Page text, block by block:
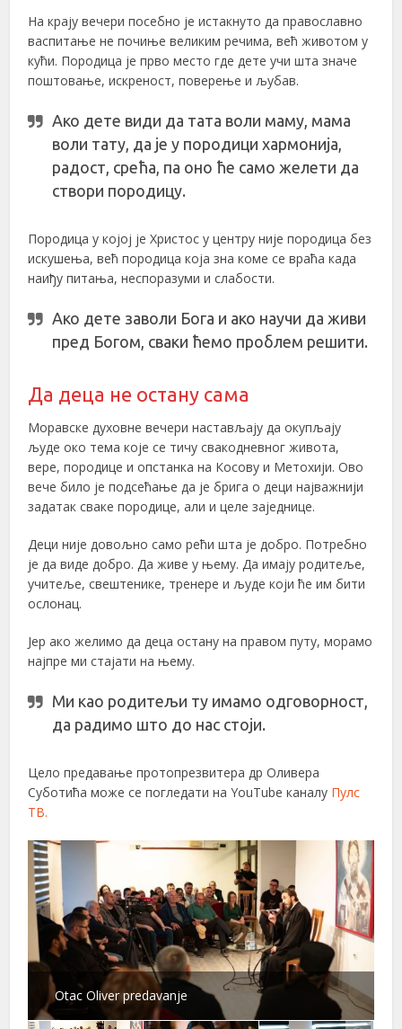
На крају вечери посебно је истакнуто да православно
васпитање не почиње великим речима, већ животом у
кући. Породица је прво место где дете учи шта значе
поштовање, искреност, поверење и љубав.
Ако дете види да тата воли маму, мама
воли тату, да је у породици хармонија,
радост, срећа, па оно ће само желети да
створи породицу.
Породица у којој је Христос у центру није породица без
искушења, већ породица која зна коме се враћа када
наиђу питања, неспоразуми и слабости.
Ако дете заволи Бога и ако научи да живи
пред Богом, сваки ћемо проблем решити.
Да деца не остану сама
Моравске духовне вечери настављају да окупљају
људе око тема које се тичу свакодневног живота,
вере, породице и опстанка на Косову и Метохији. Ово
вече било је подсећање да је брига о деци најважнији
задатак сваке породице, али и целе заједнице.
Деци није довољно само рећи шта је добро. Потребно
је да виде добро. Да живе у њему. Да имају родитеље,
учитеље, свештенике, тренере и људе који ће им бити
ослонац.
Јер ако желимо да деца остану на правом путу, морамо
најпре ми стајати на њему.
Ми као родитељи ту имамо одговорност,
да радимо што до нас стоји.
Цело предавање протопрезвитера др Оливера
Суботића може се погледати на YouTube каналу Пулс
ТВ.
Otac Oliver predavanje